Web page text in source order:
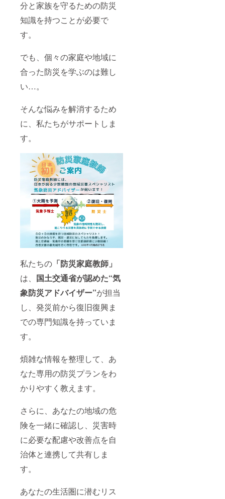
分と家族を守るための防災
知識を持つことが必要で
す。
でも、個々の家庭や地域に
合った防災を学ぶのは難し
い…。
そんな悩みを解消するため
に、私たちがサポートしま
す。
私たちの 「防災家庭教師」
は、 国土交通省が認めた“気
象防災アドバイザー”が担当
し、発災前から復旧復興ま
での専門知識を持っていま
す。
煩雑な情報を整理して、あ
なた専用の防災プランをわ
かりやすく教えます。
さらに、あなたの地域の危
険を一緒に確認し、災害時
に必要な配慮や改善点を自
治体と連携して共有しま
す。
あなたの生活圏に潜むリス